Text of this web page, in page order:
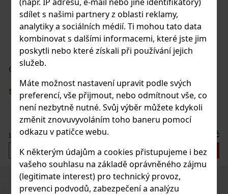
sdílet s našimi partnery z oblasti reklamy,
analytiky a sociálních médií. Ti mohou tato data
kombinovat s dalšími informacemi, které jste jim
poskytli nebo které získali při používání jejich
služeb.
Máte možnost nastavení upravit podle svých
preferencí, vše přijmout, nebo odmítnout vše, co
není nezbytně nutné. Svůj výběr můžete kdykoli
změnit znovuvyvoláním toho baneru pomocí
odkazu v patičce webu.
K některým údajům a cookies přistupujeme i bez
vašeho souhlasu na základě oprávněného zájmu
(legitimate interest) pro technický provoz,
prevenci podvodů, zabezpečení a analýzu
212 Kč
Do košíku
PreviousNext